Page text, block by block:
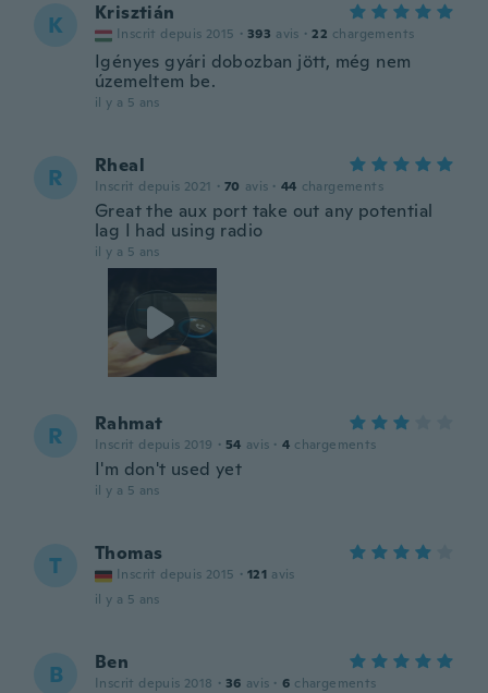
K Krisztián
Inscrit depuis 2015 · 393 avis · 22 chargements
Igényes gyári dobozban jött, még nem
územeltem be.
il y a 5 ans
R Rheal
Inscrit depuis 2021 · 70 avis · 44 chargements
Great the aux port take out any potential
lag I had using radio
il y a 5 ans
R Rahmat
Inscrit depuis 2019 · 54 avis · 4 chargements
I'm don't used yet
il y a 5 ans
T Thomas
Inscrit depuis 2015 · 121 avis
il y a 5 ans
B Ben
Inscrit depuis 2018 · 36 avis · 6 chargements